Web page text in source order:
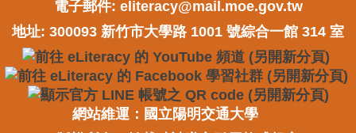
電子郵件: eliteracy@mail.moe.gov.tw
地址: 300093 新竹市大學路 1001 號綜合一館 314 室
網站維運：國立陽明交通大學